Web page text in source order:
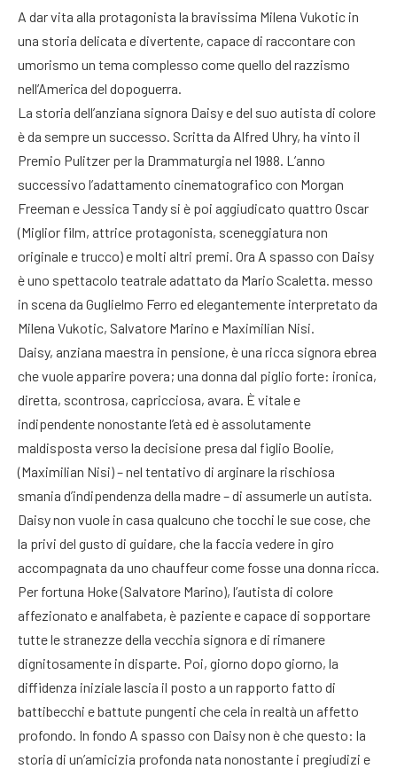
A dar vita alla protagonista la bravissima Milena Vukotic in
una storia delicata e divertente, capace di raccontare con
umorismo un tema complesso come quello del razzismo
nell’America del dopoguerra.
La storia dell’anziana signora Daisy e del suo autista di colore
è da sempre un successo. Scritta da Alfred Uhry, ha vinto il
Premio Pulitzer per la Drammaturgia nel 1988. L’anno
successivo l’adattamento cinematografico con Morgan
Freeman e Jessica Tandy si è poi aggiudicato quattro Oscar
(Miglior film, attrice protagonista, sceneggiatura non
originale e trucco) e molti altri premi. Ora A spasso con Daisy
è uno spettacolo teatrale adattato da Mario Scaletta. messo
in scena da Guglielmo Ferro ed elegantemente interpretato da
Milena Vukotic, Salvatore Marino e Maximilian Nisi.
Daisy, anziana maestra in pensione, è una ricca signora ebrea
che vuole apparire povera; una donna dal piglio forte: ironica,
diretta, scontrosa, capricciosa, avara. È vitale e
indipendente nonostante l’età ed è assolutamente
maldisposta verso la decisione presa dal figlio Boolie,
(Maximilian Nisi) – nel tentativo di arginare la rischiosa
smania d’indipendenza della madre – di assumerle un autista.
Daisy non vuole in casa qualcuno che tocchi le sue cose, che
la privi del gusto di guidare, che la faccia vedere in giro
accompagnata da uno chauffeur come fosse una donna ricca.
Per fortuna Hoke (Salvatore Marino), l’autista di colore
affezionato e analfabeta, è paziente e capace di sopportare
tutte le stranezze della vecchia signora e di rimanere
dignitosamente in disparte. Poi, giorno dopo giorno, la
diffidenza iniziale lascia il posto a un rapporto fatto di
battibecchi e battute pungenti che cela in realtà un affetto
profondo. In fondo A spasso con Daisy non è che questo: la
storia di un’amicizia profonda nata nonostante i pregiudizi e